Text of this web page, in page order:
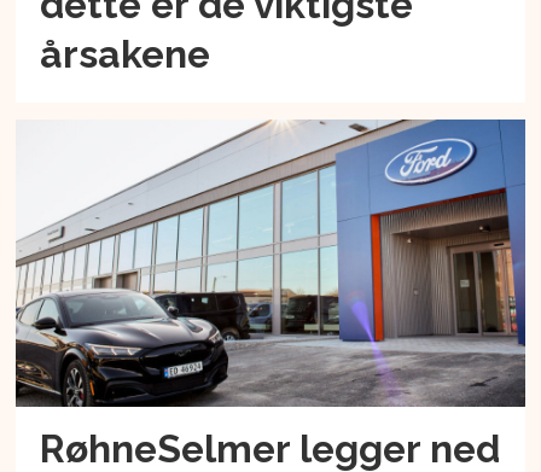
årsakene
RøhneSelmer legger ned